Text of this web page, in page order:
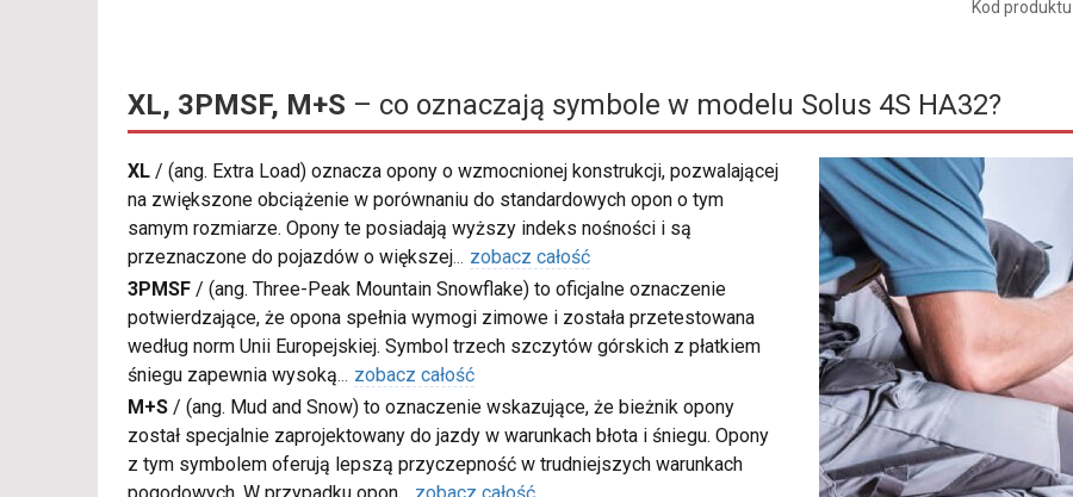
Kod produktu
XL, 3PMSF, M+S – co oznaczają symbole w modelu Solus 4S HA32?
XL / (ang. Extra Load) oznacza opony o wzmocnionej konstrukcji, pozwalającej
na zwiększone obciążenie w porównaniu do standardowych opon o tym
samym rozmiarze. Opony te posiadają wyższy indeks nośności i są
przeznaczone do pojazdów o większej... zobacz całość
3PMSF / (ang. Three-Peak Mountain Snowflake) to oficjalne oznaczenie
potwierdzające, że opona spełnia wymogi zimowe i została przetestowana
według norm Unii Europejskiej. Symbol trzech szczytów górskich z płatkiem
śniegu zapewnia wysoką... zobacz całość
M+S / (ang. Mud and Snow) to oznaczenie wskazujące, że bieżnik opony
został specjalnie zaprojektowany do jazdy w warunkach błota i śniegu. Opony
z tym symbolem oferują lepszą przyczepność w trudniejszych warunkach